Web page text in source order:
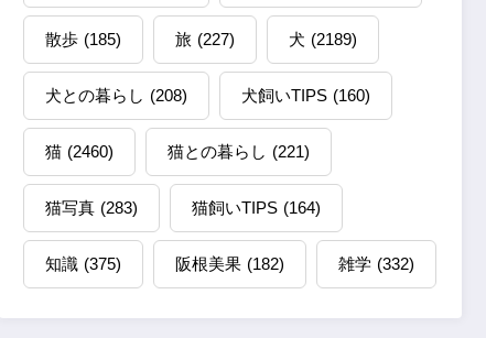
散歩 (185) 旅 (227) 犬 (2189)
犬との暮らし (208) 犬飼いTIPS (160)
猫 (2460) 猫との暮らし (221)
猫写真 (283) 猫飼いTIPS (164)
知識 (375) 阪根美果 (182) 雑学 (332)